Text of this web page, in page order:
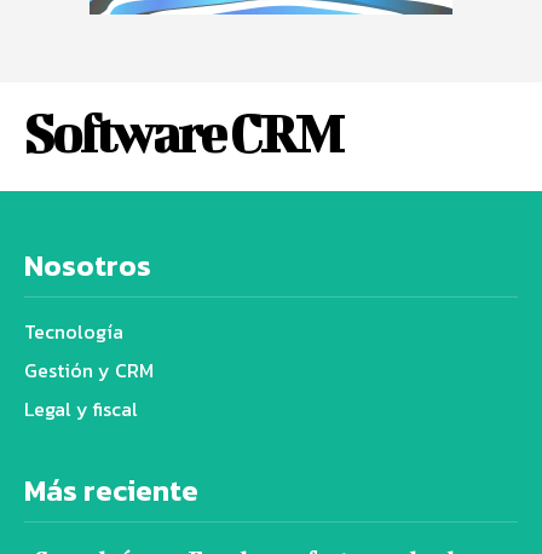
Software CRM
Nosotros
Tecnología
Gestión y CRM
Legal y fiscal
Más reciente